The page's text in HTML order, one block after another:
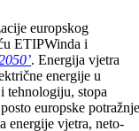
europskog
ETIPWinda i
. Energija vjetra
energije u
tehnologiju, stopa
europske
energije vjetra, neto-